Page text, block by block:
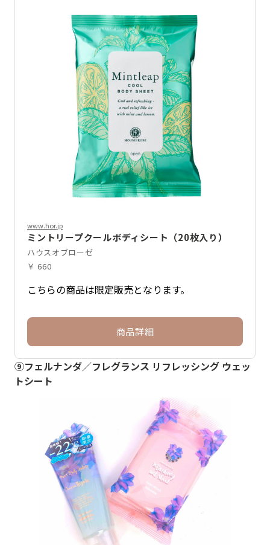
www.hor.jp
ミントリープクールボディシート（20枚入り）
ハウスオブローゼ
￥ 660
こちらの商品は限定販売となります。
商品詳細
⑨フェルナンダ／フレグランス リフレッシング ウェッ
トシート